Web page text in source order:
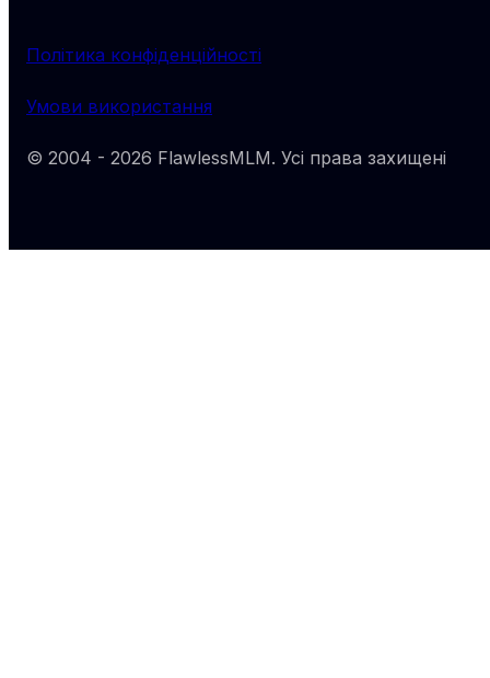
© 2004 - 2026 FlawlessMLM. Усі права захищені
Умови використання
Політика конфіденційності